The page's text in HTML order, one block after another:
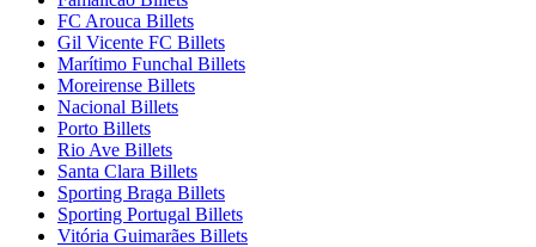
FC Arouca Billets
Gil Vicente FC Billets
Marítimo Funchal Billets
Moreirense Billets
Nacional Billets
Porto Billets
Rio Ave Billets
Santa Clara Billets
Sporting Braga Billets
Sporting Portugal Billets
Vitória Guimarães Billets